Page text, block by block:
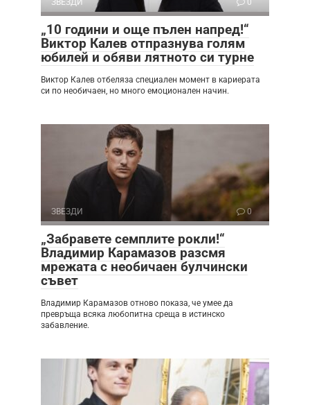
ЗВЕЗДИ 0
„10 години и още пълен напред!“
Виктор Калев отпразнува голям
юбилей и обяви лятното си турне
Виктор Калев отбеляза специален момент в кариерата
си по необичаен, но много емоционален начин.
ЗВЕЗДИ 0
„Забравете семплите рокли!“
Владимир Карамазов разсмя
мрежата с необичаен булчински
съвет
Владимир Карамазов отново показа, че умее да
превръща всяка любопитна среща в истинско
забавление.